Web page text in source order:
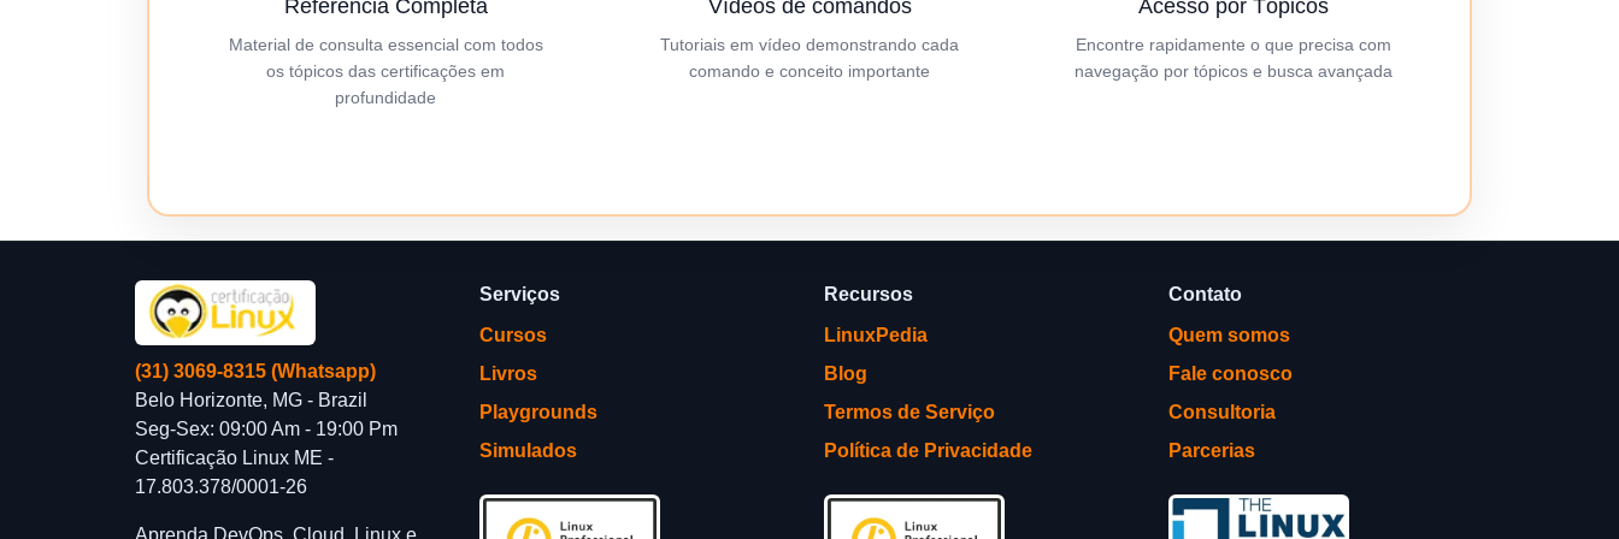
Referência Completa
Material de consulta essencial com todos
os tópicos das certificações em
profundidade
Vídeos de comandos
Tutoriais em vídeo demonstrando cada
comando e conceito importante
Acesso por Tópicos
Encontre rapidamente o que precisa com
navegação por tópicos e busca avançada
(31) 3069-8315 (Whatsapp)
Belo Horizonte, MG - Brazil
Seg-Sex: 09:00 Am - 19:00 Pm
Certificação Linux ME -
17.803.378/0001-26
Serviços
Cursos
Livros
Playgrounds
Simulados
Recursos
LinuxPedia
Blog
Termos de Serviço
Política de Privacidade
Contato
Quem somos
Fale conosco
Consultoria
Parcerias